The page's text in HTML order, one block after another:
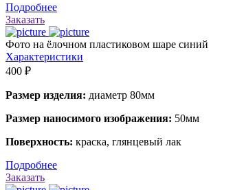
Подробнее
Заказать
Фото на ёлочном пластиковом шаре синий
Характеристики
400 ₽
Размер изделия: диаметр 80мм
Размер наносимого изображения: 50мм
Поверхность: краска, глянцевый лак
Подробнее
Заказать